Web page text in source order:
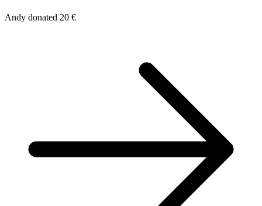
Andy donated 20 €